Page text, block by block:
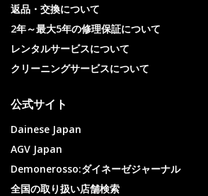
返品・交換について
2年～最大5年の修理保証について
レンタルサービスについて
クリーニングサービスについて
公式サイト
Dainese Japan
AGV Japan
Demonerosso:ダイネーゼジャーナル
全国の取り扱い店舗検索